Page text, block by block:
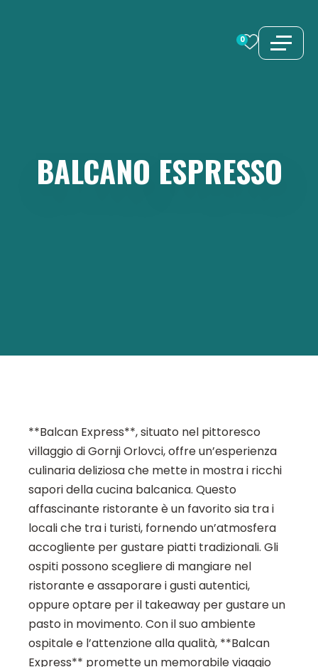
0
BALCANO ESPRESSO
**Balcan Express**, situato nel pittoresco
villaggio di Gornji Orlovci, offre un’esperienza
culinaria deliziosa che mette in mostra i ricchi
sapori della cucina balcanica. Questo
affascinante ristorante è un favorito sia tra i
locali che tra i turisti, fornendo un’atmosfera
accogliente per gustare piatti tradizionali. Gli
ospiti possono scegliere di mangiare nel
ristorante e assaporare i gusti autentici,
oppure optare per il takeaway per gustare un
pasto in movimento. Con il suo ambiente
ospitale e l’attenzione alla qualità, **Balcan
Express** promette un memorabile viaggio